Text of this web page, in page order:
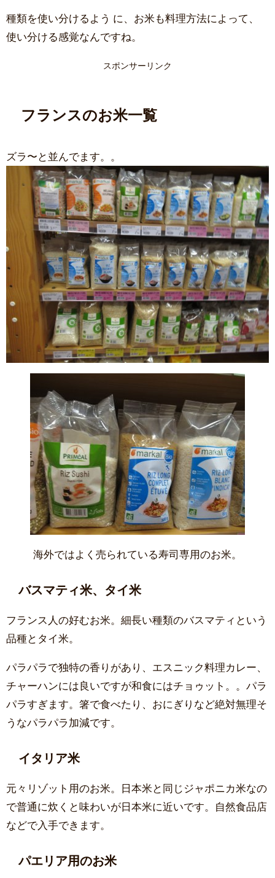
種類を使い分けるよう に、お米も料理方法によって、
使い分ける感覚なんですね。
スポンサーリンク
フランスのお米一覧
ズラ〜と並んでます。。
海外ではよく売られている寿司専用のお米。
バスマティ米、タイ米
フランス人の好むお米。細長い種類のバスマティという
品種とタイ米。
パラパラで独特の香りがあり、エスニック料理カレー、
チャーハンには良いですが和食にはチョゥット。。パラ
パラすぎます。箸で食べたり、おにぎりなど絶対無理そ
うなパラパラ加減です。
イタリア米
元々リゾット用のお米。日本米と同じジャポニカ米なの
で普通に炊くと味わいが日本米に近いです。自然食品店
などで入手できます。
パエリア用のお米